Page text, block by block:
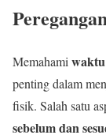
Memahami
penting dalam
fisik. Salah satu
sebelum dan